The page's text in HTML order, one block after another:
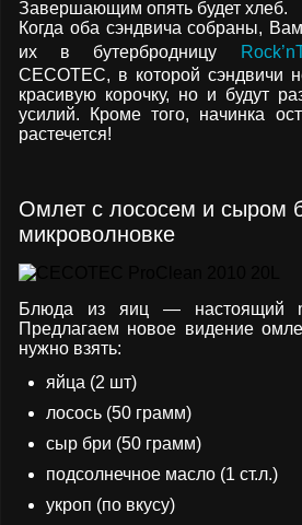
Завершающим опять будет хлеб.
Когда оба сэндвича собраны,
их в бутербродницу
CECOTEC, в которой сэндвичи
красивую корочку, но и будут
усилий. Кроме того, начинка
растечется!
Омлет с лососем и сыром
микроволновке
Блюда из яиц — настоящий
Предлагаем новое видение
нужно взять:
яйца (2 шт)
лосось (50 грамм)
сыр бри (50 грамм)
подсолнечное масло (1 ст.л.)
укроп (по вкусу)